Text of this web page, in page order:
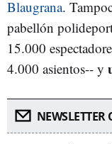
Blaugrana.
pabellón
15.000
4.000 asientos-- y